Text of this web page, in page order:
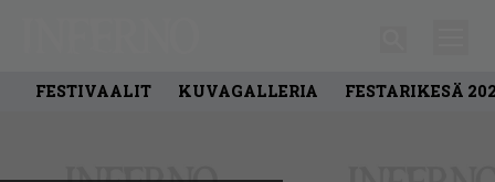
FESTIVAALIT KUVAGALLERIA FESTARIKESÄ